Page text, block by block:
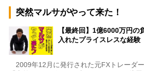
突然マルサがやって来た！
【最終回】1億6000万円の
入れたプライスレスな経
2009年12月に発行された元FXトレーダ